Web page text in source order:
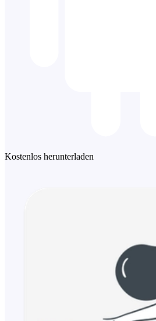
Kostenlos herunterladen